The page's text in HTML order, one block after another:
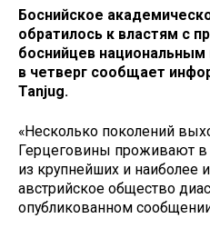
Боснийское
обратилось к властям с
боснийцев
в четверг сообщает
Tanjug.
«Несколько поколений
Герцеговины проживают в
из крупнейших и наиболее
австрийское общество
опубликованном